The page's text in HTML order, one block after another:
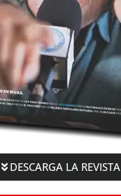
DESCARGA LA REVISTA